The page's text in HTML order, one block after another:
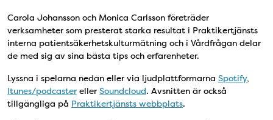
Carola Johansson och Monica Carlsson företräder
verksamheter som presterat starka resultat i Praktikertjänsts
interna patientsäkerhetskulturmätning och i Vårdfrågan delar
de med sig av sina bästa tips och erfarenheter.
Lyssna i spelarna nedan eller via ljudplattformarna Spotify,
Itunes/podcaster eller Soundcloud. Avsnitten är också
tillgängliga på Praktikertjänsts webbplats.